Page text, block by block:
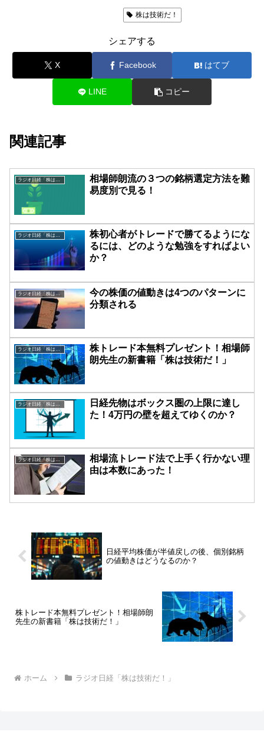
株は技術だ！
シェアする
X Facebook はてブ
LINE コピー
関連記事
ラジオ日経「株は技術だ！」
相場師朗流の３つの銘柄選定方法を難
易度別で見る！
株初心者がトレードで勝てるようにな
るには、どのような勉強をすればよい
か？
ラジオ日経「株は技術だ！」
今の株価の値動きは4つのパターンに
分類される
株トレード本無料プレゼント！相場師
朗先生の新書籍「株は技術だ！」
ラジオ日経「株は技術だ！」
日経先物はボックス圏の上限に達し
た！4万円の壁を超えてゆくのか？
相場流トレード法で上手く行かない理
由は本数にあった！
日経平均株価が半値戻しの後、個別銘柄
の値動きはどうなるのか？
株トレード本無料プレゼント！相場師朗
先生の新書籍「株は技術だ！」
ホーム ラジオ日経「株は技術だ！」